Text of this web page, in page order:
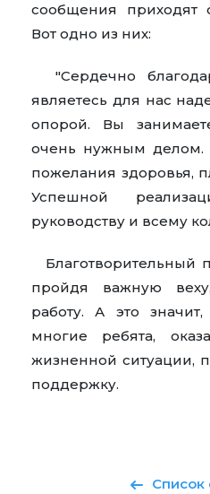
сообщения приходят
Вот одно из них:
"Сердечно
являетесь для нас
опорой. Вы
очень нужным делом.
пожелания здоровья,
Успешной
руководству и всему
Благотворительный
пройдя важную
работу. А это
многие ребята,
жизненной ситуации,
поддержку.
Список